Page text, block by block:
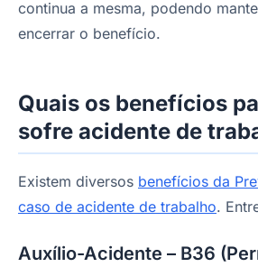
continua a mesma, podendo
encerrar o benefício.
Quais os benefícios
sofre acidente de
Existem diversos benefícios da
caso de acidente de trabalho.
Auxílio-Acidente – B36